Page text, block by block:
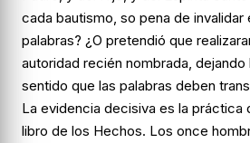
cada bautismo, so pena de invalidar
palabras? ¿O pretendió que
autoridad recién nombrada, dejando
sentido que las palabras deben
La evidencia decisiva es la práctica
libro de los Hechos. Los once